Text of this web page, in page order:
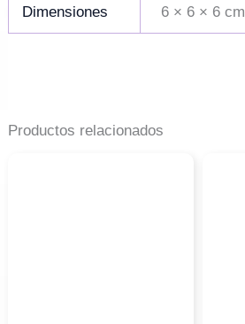
Dimensiones 6 × 6 × 6 cm
Productos relacionados